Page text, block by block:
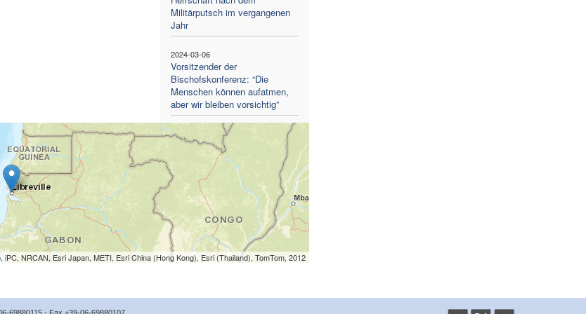
Militärputsch im vergangenen
Jahr
2024-03-06
Vorsitzender der
Bischofskonferenz: “Die
Menschen können aufatmen,
aber wir bleiben vorsichtig”
NRCAN, Esri Japan, METI, Esri China (Hong Kong), Esri (Thailand), TomTom, 2012